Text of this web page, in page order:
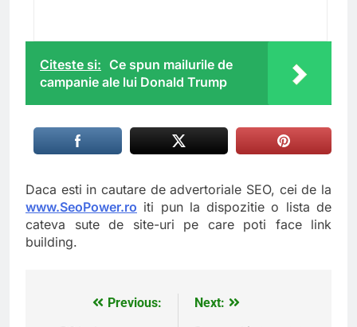
Citeste si: Ce spun mailurile de
campanie ale lui Donald Trump
Daca esti in cautare de advertoriale SEO, cei de la
www.SeoPower.ro iti pun la dispozitie o lista de
cateva sute de site-uri pe care poti face link
building.
NavigarePrevious:
Next: